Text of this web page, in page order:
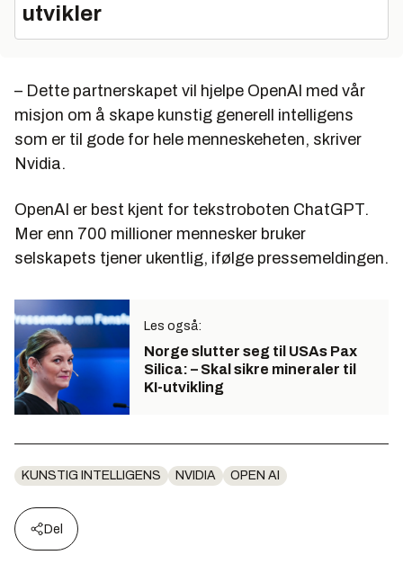
utvikler
– Dette partnerskapet vil hjelpe OpenAI med vår
misjon om å skape kunstig generell intelligens
som er til gode for hele menneskeheten, skriver
Nvidia.
OpenAI er best kjent for tekstroboten ChatGPT.
Mer enn 700 millioner mennesker bruker
selskapets tjener ukentlig, ifølge pressemeldingen.
Les også:
Norge slutter seg til USAs Pax
Silica: – Skal sikre mineraler til
KI-utvikling
KUNSTIG INTELLIGENS NVIDIA OPEN AI
Del